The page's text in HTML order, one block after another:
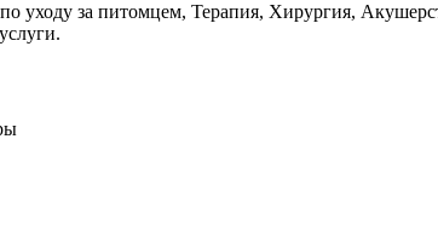
уходу за питомцем, Терапия, Хирургия,